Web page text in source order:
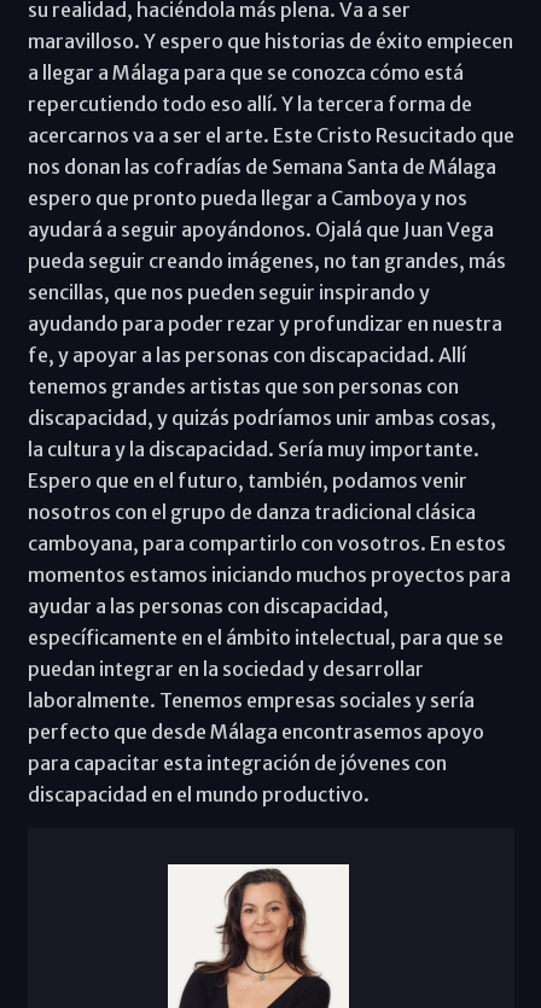
su realidad, haciéndola más plena. Va a ser
maravilloso. Y espero que historias de éxito empiecen
a llegar a Málaga para que se conozca cómo está
repercutiendo todo eso allí. Y la tercera forma de
acercarnos va a ser el arte. Este Cristo Resucitado que
nos donan las cofradías de Semana Santa de Málaga
espero que pronto pueda llegar a Camboya y nos
ayudará a seguir apoyándonos. Ojalá que Juan Vega
pueda seguir creando imágenes, no tan grandes, más
sencillas, que nos pueden seguir inspirando y
ayudando para poder rezar y profundizar en nuestra
fe, y apoyar a las personas con discapacidad. Allí
tenemos grandes artistas que son personas con
discapacidad, y quizás podríamos unir ambas cosas,
la cultura y la discapacidad. Sería muy importante.
Espero que en el futuro, también, podamos venir
nosotros con el grupo de danza tradicional clásica
camboyana, para compartirlo con vosotros. En estos
momentos estamos iniciando muchos proyectos para
ayudar a las personas con discapacidad,
específicamente en el ámbito intelectual, para que se
puedan integrar en la sociedad y desarrollar
laboralmente. Tenemos empresas sociales y sería
perfecto que desde Málaga encontrasemos apoyo
para capacitar esta integración de jóvenes con
discapacidad en el mundo productivo.